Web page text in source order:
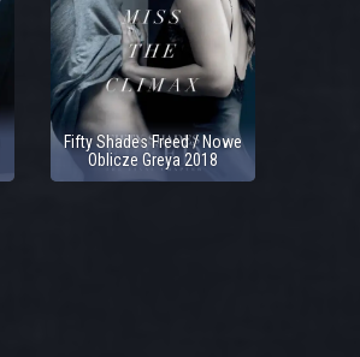
Fifty Shades Freed / Nowe
Oblicze Greya 2018